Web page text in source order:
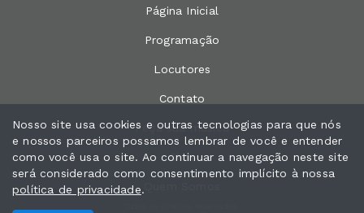
Página Inicial
Programação
Locutores
Contato
Peça sua música
Chat
Nosso site usa cookies e outras tecnologias para que nós
e nossos parceiros possamos lembrar de você e entender
como você usa o site. Ao continuar a navegação neste site
será considerado como consentimento implícito à nossa
política de privacidade.